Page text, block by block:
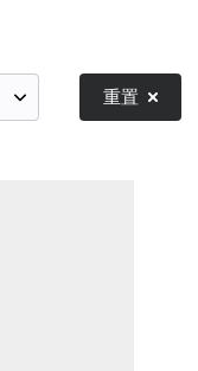
重置